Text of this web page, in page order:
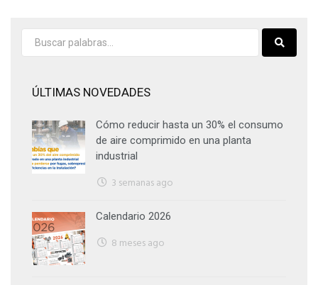
ÚLTIMAS NOVEDADES
Cómo reducir hasta un 30% el consumo
de aire comprimido en una planta
industrial
3 semanas ago
Calendario 2026
8 meses ago